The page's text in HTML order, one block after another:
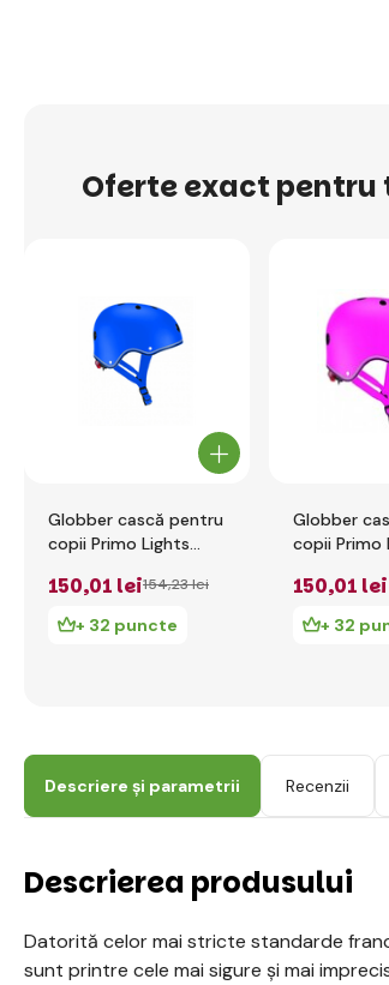
Oferte exact pentru
Globber cască pentru
copii Primo Lights
Albastru Marin
150,01 lei154,23 lei
+ 32 puncte
Globber
copii Primo
Fuchsia
150,01 lei
+ 32
Descriere și parametrii Recenzii
Descrierea produsului
Datorită celor mai stricte standarde
sunt printre cele mai sigure și mai